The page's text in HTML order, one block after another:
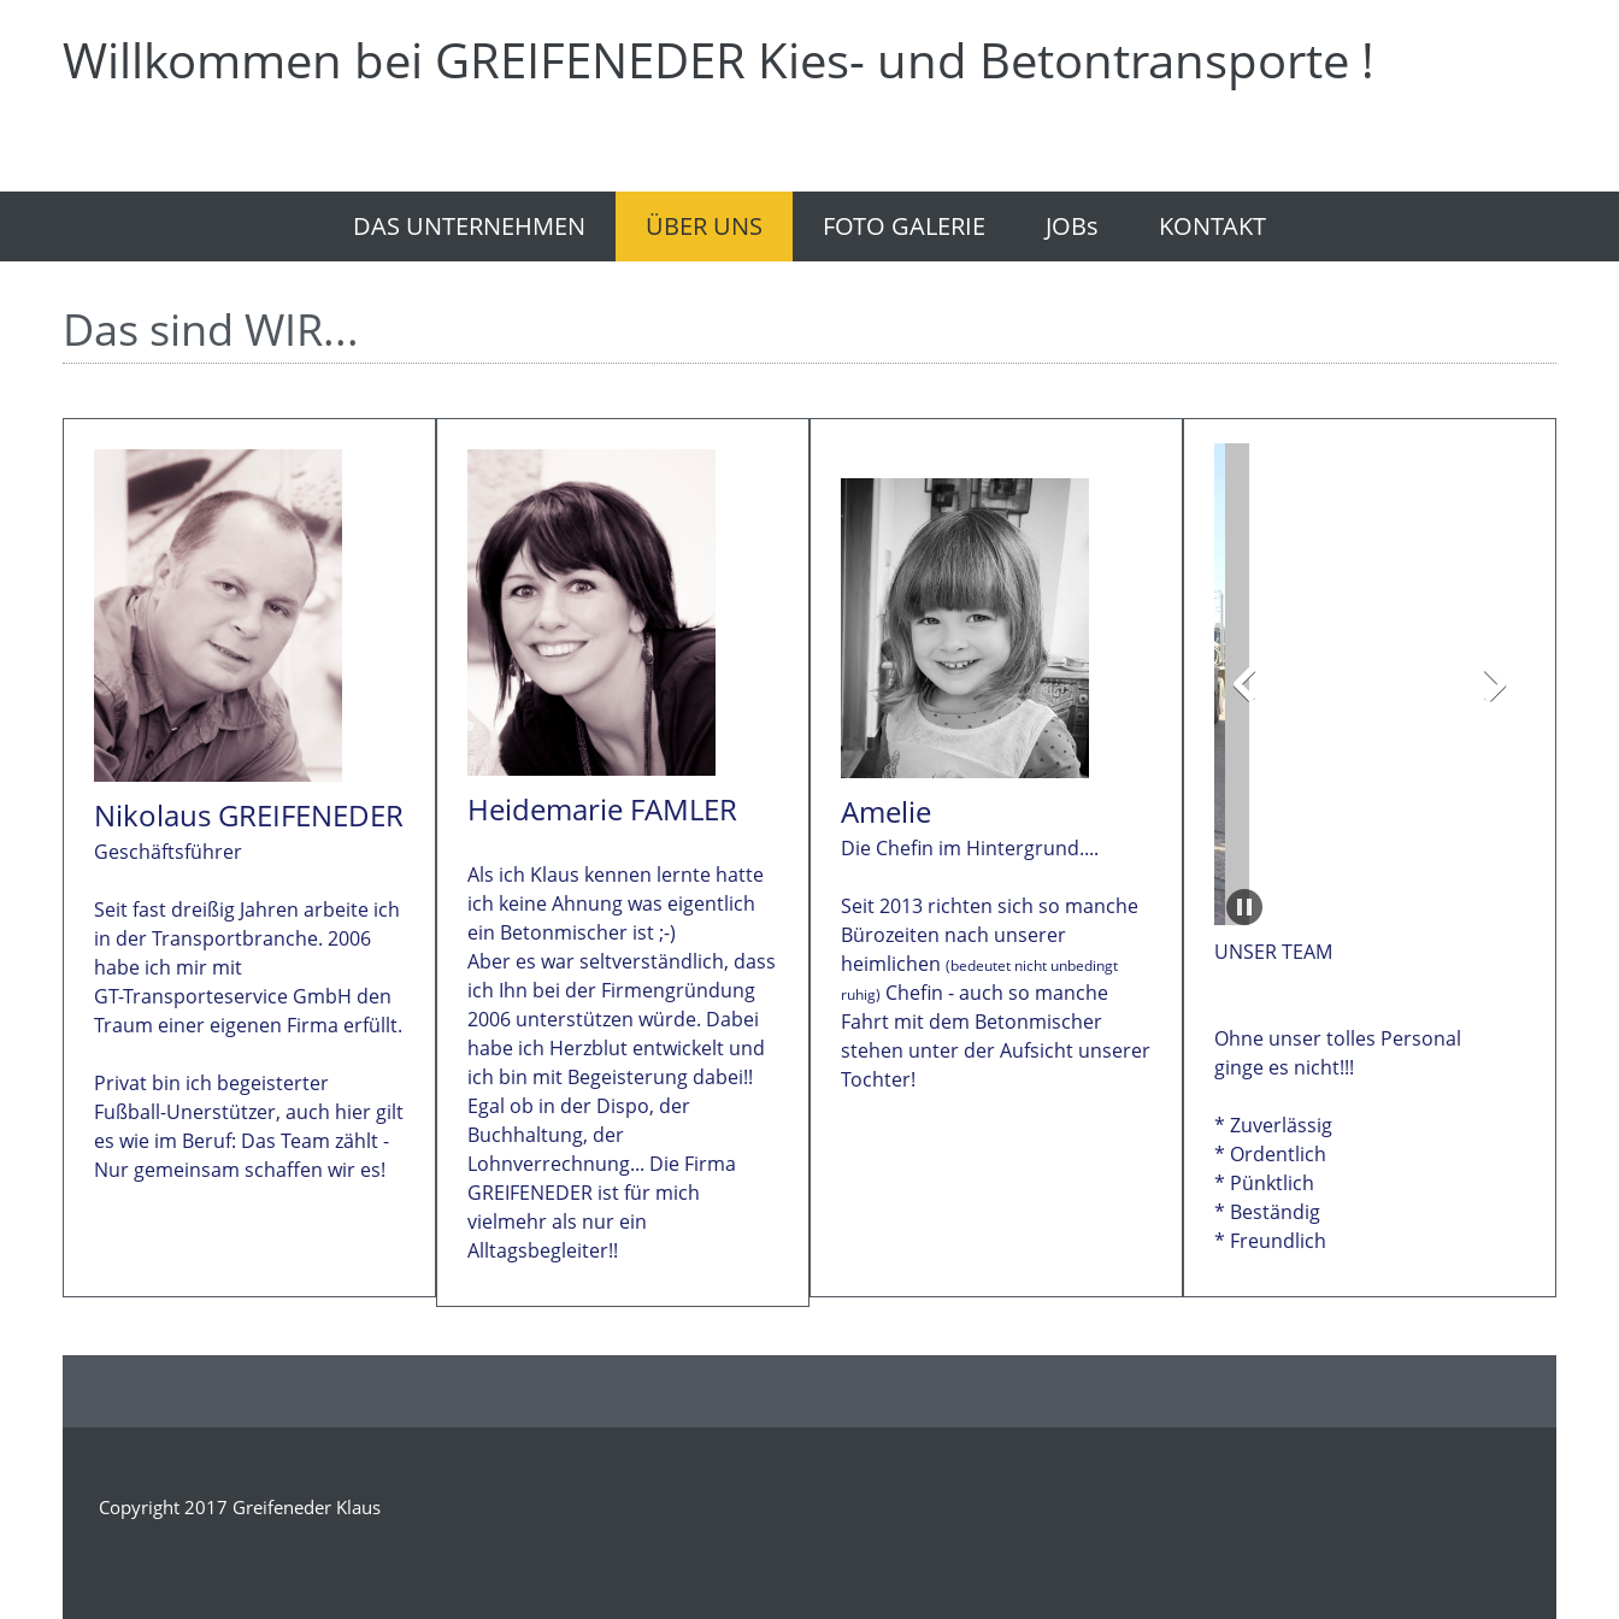
Willkommen bei GREIFENEDER Kies- und Betontransporte !
DAS UNTERNEHMEN ÜBER UNS FOTO GALERIE JOBs KONTAKT
Das sind WIR...
Nikolaus GREIFENEDER
Geschäftsführer
Seit fast dreißig Jahren arbeite ich
in der Transportbranche. 2006
habe ich mir mit
GT-Transporteservice GmbH den
Traum einer eigenen Firma erfüllt.
Privat bin ich begeisterter
Fußball-Unerstützer, auch hier gilt
es wie im Beruf: Das Team zählt -
Nur gemeinsam schaffen wir es!
Heidemarie FAMLER
Als ich Klaus kennen lernte hatte
ich keine Ahnung was eigentlich
ein Betonmischer ist ;-)
Aber es war seltverständlich, dass
ich Ihn bei der Firmengründung
2006 unterstützen würde. Dabei
habe ich Herzblut entwickelt und
ich bin mit Begeisterung dabei!!
Egal ob in der Dispo, der
Buchhaltung, der
Lohnverrechnung... Die Firma
GREIFENEDER ist für mich
vielmehr als nur ein
Alltagsbegleiter!!
Amelie
Die Chefin im Hintergrund....
Seit 2013 richten sich so manche
Bürozeiten nach unserer
heimlichen (bedeutet nicht unbedingt
ruhig) Chefin - auch so manche
Fahrt mit dem Betonmischer
stehen unter der Aufsicht unserer
Tochter!
UNSER TEAM
Ohne unser tolles Personal
ginge es nicht!!!
* Zuverlässig
* Ordentlich
* Pünktlich
* Beständig
* Freundlich
Copyright 2017 Greifeneder Klaus